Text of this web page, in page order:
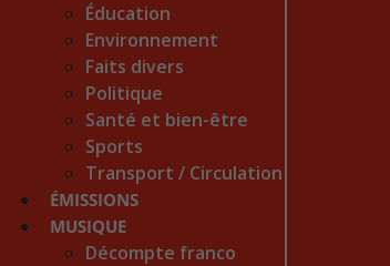
Éducation
Environnement
Faits divers
Politique
Santé et bien-être
Sports
Transport / Circulation
ÉMISSIONS
MUSIQUE
Décompte franco